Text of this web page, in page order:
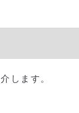
します。